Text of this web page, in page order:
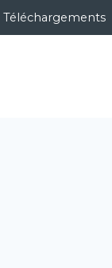
Téléchargements